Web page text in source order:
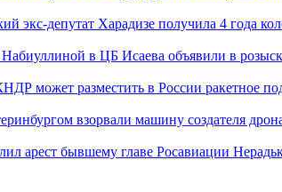
экс-депутат Харадизе получила 4 года
в ЦБ Исаева объявили в
может разместить в России ракетное
взорвали машину создателя
арест бывшему главе Росавиации